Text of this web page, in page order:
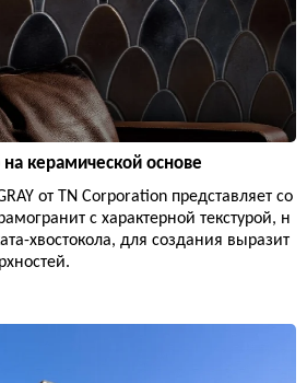
керамической основе
от TN Corporation представляет со
с характерной текстурой, н
хвостокола, для создания выразит